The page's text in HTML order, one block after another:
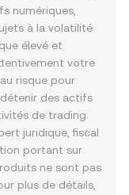
numériques,
à la volatilité
élevé et
votre
risque pour
des actifs
de trading.
juridique, fiscal
portant sur
ne sont pas
plus de détails,